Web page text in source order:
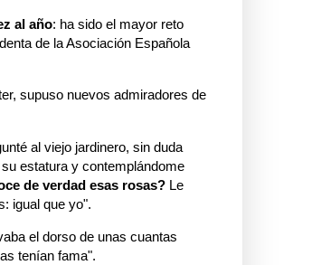
al año: ha sido el mayor reto
de la Asociación Española
supuso nuevos admiradores de
al viejo jardinero, sin duda
estatura y contemplándome
de verdad esas rosas? Le
igual que yo".
el dorso de unas cuantas
tenían fama".